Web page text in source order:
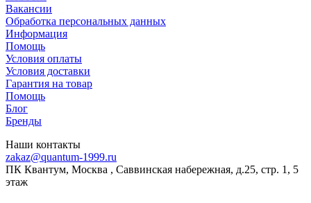
Вакансии
Обработка персональных данных
Информация
Помощь
Условия оплаты
Условия доставки
Гарантия на товар
Помощь
Блог
Бренды
Наши контакты
zakaz@quantum-1999.ru
ПК Квантум, Москва , Саввинская набережная, д.25, стр. 1, 5
этаж